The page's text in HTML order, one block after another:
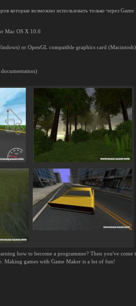
которые возможно использовать только через Game
Mac OS X 10.6
or OpenGL compatible graphics card (Macintosh)
how to become a programmer? Then you've
Making games with Game Maker is a lot of fun!